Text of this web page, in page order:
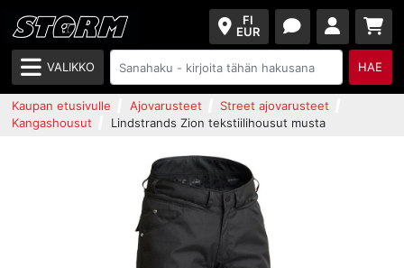
FI
EUR
VALIKKO HAE
Kaupan etusivulle Ajovarusteet
Street ajovarusteet
Kangashousut
Lindstrands Zion tekstiilihousut musta